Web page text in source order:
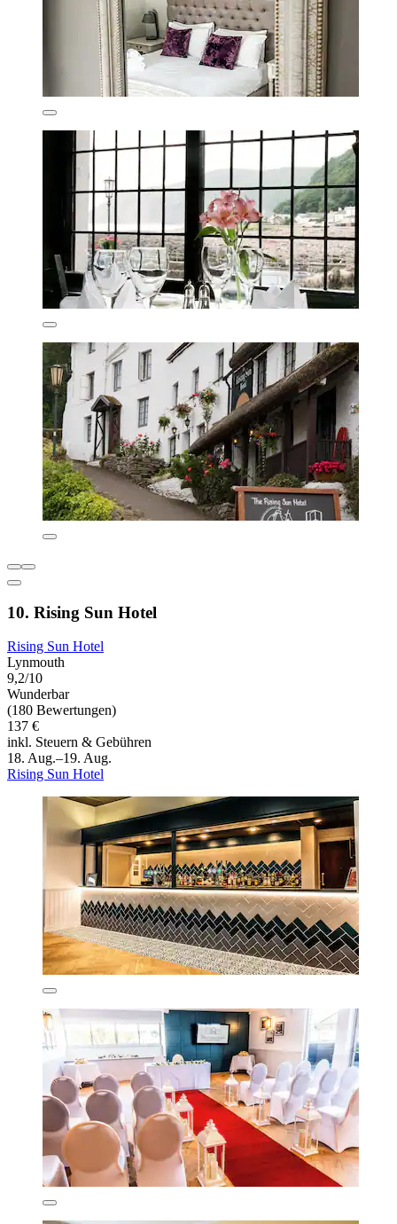
10. Rising Sun Hotel
Rising Sun Hotel
Lynmouth
9,2/10
Wunderbar
(180 Bewertungen)
137 €
inkl. Steuern & Gebühren
18. Aug.–19. Aug.
Rising Sun Hotel